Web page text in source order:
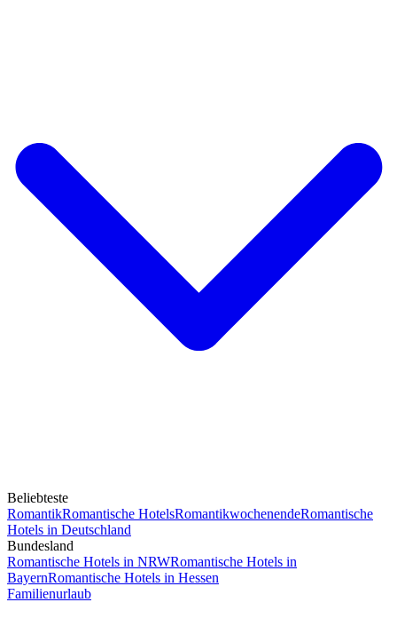
Beliebteste
RomantikRomantische HotelsRomantikwochenendeRomantische
Hotels in Deutschland
Bundesland
Romantische Hotels in NRWRomantische Hotels in
BayernRomantische Hotels in Hessen
Familienurlaub